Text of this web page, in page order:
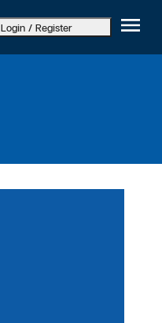
Login / Register